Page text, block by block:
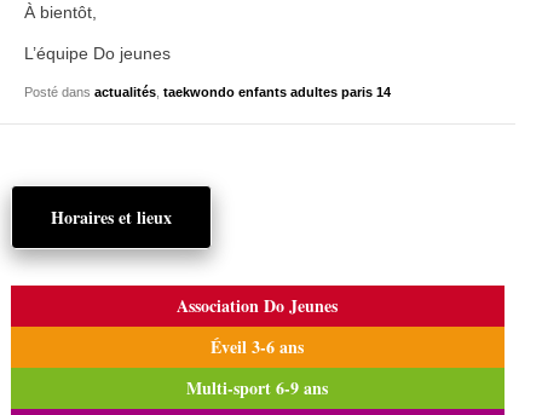
À bientôt,
L’équipe Do jeunes
Posté dans actualités taekwondo enfants adultes paris 14
Horaires et lieux
Association Do Jeunes
Éveil 3-6 ans
Multi-sport 6-9 ans